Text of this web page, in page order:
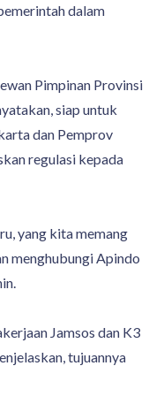
dalam
Pimpinan Provinsi
siap untuk
dan Pemprov
regulasi kepada
yang kita memang
menghubungi Apindo
Jamsos dan K3
tujuannya